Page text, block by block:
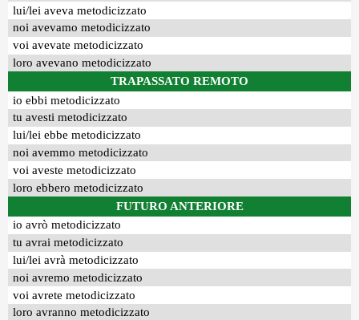
lui/lei aveva metodicizzato
noi avevamo metodicizzato
voi avevate metodicizzato
loro avevano metodicizzato
TRAPASSATO REMOTO
io ebbi metodicizzato
tu avesti metodicizzato
lui/lei ebbe metodicizzato
noi avemmo metodicizzato
voi aveste metodicizzato
loro ebbero metodicizzato
FUTURO ANTERIORE
io avrò metodicizzato
tu avrai metodicizzato
lui/lei avrà metodicizzato
noi avremo metodicizzato
voi avrete metodicizzato
loro avranno metodicizzato